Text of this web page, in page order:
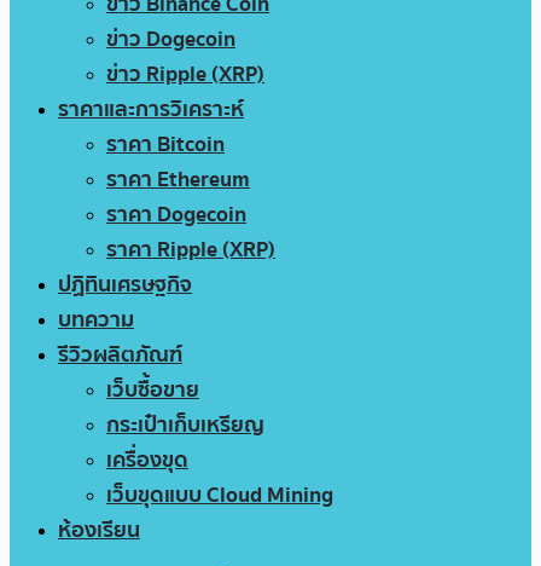
ข่าว Dogecoin
ข่าว Ripple (XRP)
ราคาและการวิเคราะห์
ราคา Bitcoin
ราคา Ethereum
ราคา Dogecoin
ราคา Ripple (XRP)
ปฏิทินเศรษฐกิจ
บทความ
รีวิวผลิตภัณฑ์
เว็บซื้อขาย
กระเป๋าเก็บเหรียญ
เครื่องขุด
เว็บขุดแบบ Cloud Mining
ห้องเรียน